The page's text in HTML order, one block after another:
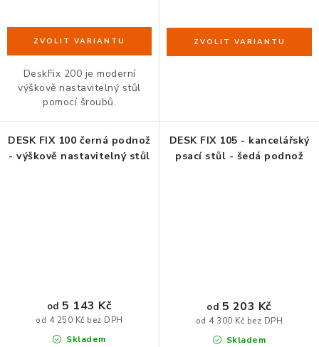
DeskFix 200 je moderní
výškově nastavitelný stůl
pomocí šroubů.
DESK FIX 100 černá podnož
- výškově nastavitelný stůl
Skladem
od 4 250 Kč bez DPH
od 5 143 Kč
DESK FIX 105 - kancelářský
psací stůl - šedá podnož
Skladem
od 4 300 Kč bez DPH
od 5 203 Kč